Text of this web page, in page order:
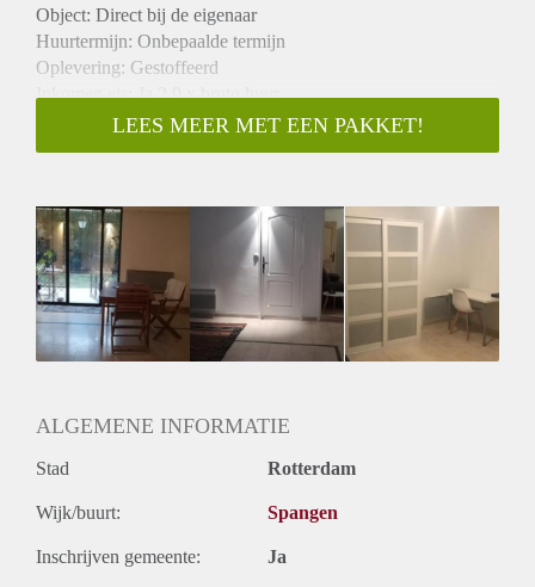
Object: Direct bij de eigenaar
Huurtermijn: Onbepaalde termijn
Oplevering: Gestoffeerd
Inkomen eis: Ja 2,9 x bruto huur
Garantiestelling mogelijk: Ja
Borg: 1 maand
Gedeelde keuken: Nee
Gedeelde Douche: Nee
Gedeelde woonkamer: Nee
Huisgenoten: Nee
Geslacht huisgenoten: N.v.t.
LEES MEER MET EEN PAKKET!
ALGEMENE INFORMATIE
Stad Rotterdam
Wijk/buurt: Spangen
Inschrijven gemeente: Ja